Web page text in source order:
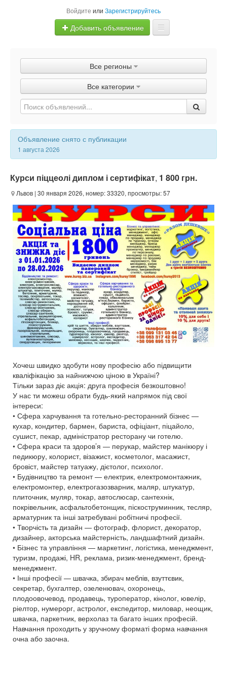
Войдите или Зарегистрируйтесь
Добавить объявление
Объявления
Быстрая продажа
Все регионы
Все категории
Объявление снято с публикации
1 августа 2026
Курси піццеолі диплом і сертифікат, 1 800 грн.
Львов | 30 января 2026, номер: 33320, просмотры: 57
Хочеш швидко здобути нову професію або підвищити
кваліфікацію за найнижчою ціною в Україні?
Тільки зараз діє акція: друга професія безкоштовно!
У нас ти можеш обрати будь-який напрямок під свої
інтереси:
• Сфера харчування та готельно-ресторанний бізнес —
кухар, кондитер, бармен, бариста, офіціант, піцайоло,
сушист, пекар, адміністратор ресторану чи готелю.
• Сфера краси та здоров’я — перукар, майстер манікюру і
педикюру, колорист, візажист, косметолог, масажист,
бровіст, майстер татуажу, дієтолог, психолог.
• Будівництво та ремонт — електрик, електромонтажник,
електромонтер, електрогазозварник, маляр, штукатур,
плиточник, муляр, токар, автослюсар, сантехнік,
покрівельник, асфальтобетонщик, піскоструминник, тесляр,
арматурник та інші затребувані робітничі професії.
• Творчість та дизайн — фотограф, флорист, декоратор,
дизайнер, акторська майстерність, ландшафтний дизайн.
• Бізнес та управління — маркетинг, логістика, менеджмент,
туризм, продажі, HR, реклама, ризик-менеджмент, бренд-
менеджмент.
• Інші професії — швачка, збирач меблів, взуттєвик,
секретар, бухгалтер, озеленювач, охоронець,
плодоовочевод, продавець, туроператор, кінолог, ювелір,
ріелтор, нумерорг, астролог, експедитор, миловар, неощик,
швачка, паркетник, верхолаз та багато інших професій.
Навчання проходить у зручному форматі форма навчання
очна або заочна.